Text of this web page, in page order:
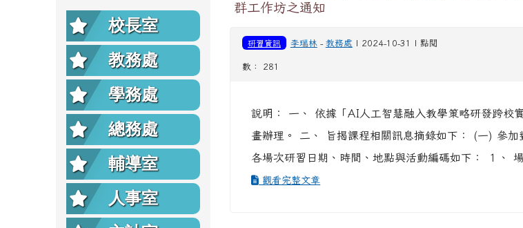
校長室
教務處
學務處
總務處
輔導室
人事室
群工作坊之通知
研習資訊 李瑞林- 教務處 | 2024-10-31 | 點閱
數： 281
說明： 一、 依據「AI人工智慧融入教學策略研發跨校
畫辦理。 二、 旨揭課程相關訊息摘錄如下： (一) 參加
各場次研習日期、時間、地點與活動編碼如下： １、
觀看完整文章